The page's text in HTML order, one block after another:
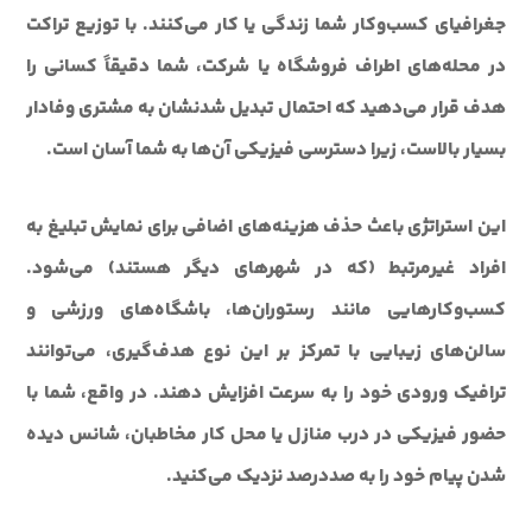
جغرافیای کسب‌وکار شما زندگی یا کار می‌کنند. با توزیع تراکت
در محله‌های اطراف فروشگاه یا شرکت، شما دقیقاً کسانی را
هدف قرار می‌دهید که احتمال تبدیل شدنشان به مشتری وفادار
بسیار بالاست، زیرا دسترسی فیزیکی آن‌ها به شما آسان است.
این استراتژی باعث حذف هزینه‌های اضافی برای نمایش تبلیغ به
افراد غیرمرتبط (که در شهرهای دیگر هستند) می‌شود.
کسب‌وکارهایی مانند رستوران‌ها، باشگاه‌های ورزشی و
سالن‌های زیبایی با تمرکز بر این نوع هدف‌گیری، می‌توانند
ترافیک ورودی خود را به سرعت افزایش دهند. در واقع، شما با
حضور فیزیکی در درب منازل یا محل کار مخاطبان، شانس دیده
شدن پیام خود را به صددرصد نزدیک می‌کنید.